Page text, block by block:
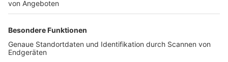
TOP-PARTNER